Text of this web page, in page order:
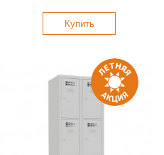
Купить